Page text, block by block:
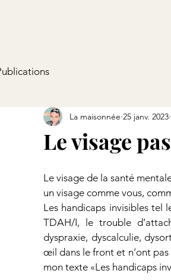
Le visage
La maisonnée 25 janv. 2023
Le visage de la santé
un visage comme vous,
Les handicaps invisibles tel
TDAH/I, le trouble
dyspraxie, dyscalculie,
œil dans le front et n’ont pas
mon texte «Les handicaps